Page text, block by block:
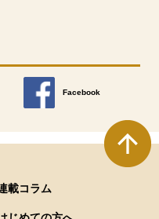
Facebook
別のウィンドウで開きます
載コラム